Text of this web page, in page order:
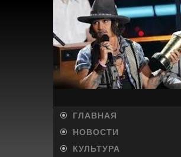
ГЛАВНАЯ
НОВОСТИ
КУЛЬТУРА